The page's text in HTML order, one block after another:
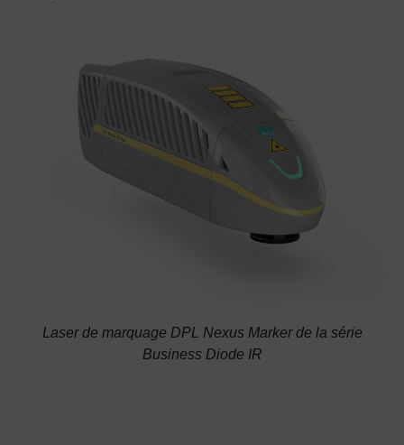
Laser de marquage DPL Nexus Marker de la série
Business Diode IR